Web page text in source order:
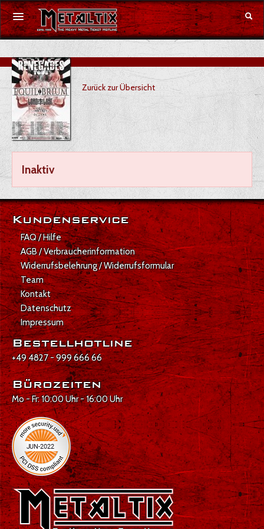
Konzerte
Festivals
Gutschein
Merchandise
DE
Anmelden
Zurück zur Übersicht
Inaktiv
Kundenservice
FAQ / Hilfe
AGB / Verbraucherinformation
Widerrufsbelehrung / Widerrufsformular
Team
Kontakt
Datenschutz
Impressum
Bestellhotline
+49 4827 - 999 666 66
Bürozeiten
Mo - Fr: 10:00 Uhr - 16:00 Uhr